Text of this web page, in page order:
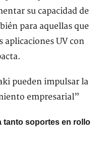
su capacidad de
para aquellas que
aplicaciones UV con
tanto soportes en rollo